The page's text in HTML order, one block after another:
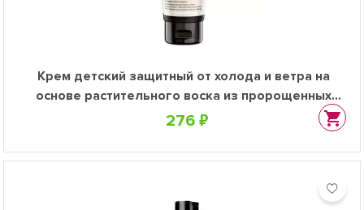
Крем детский защитный от холода и ветра на
основе растительного воска из пророщенных
зерен ячменя, 75 мл
276 ₽